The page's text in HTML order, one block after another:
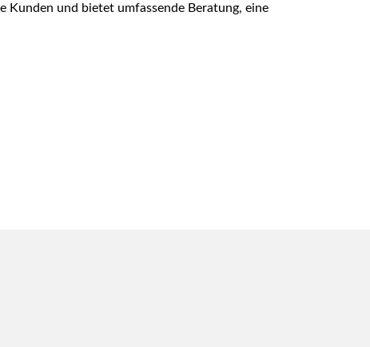
Kunden und bietet umfassende Beratung, eine